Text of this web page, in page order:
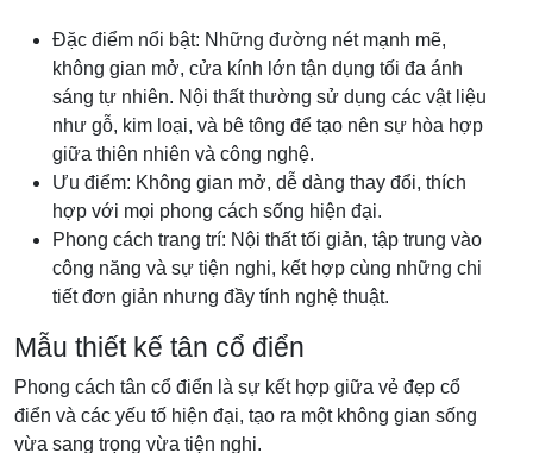
Đặc điểm nổi bật: Những đường nét mạnh mẽ,
không gian mở, cửa kính lớn tận dụng tối đa ánh
sáng tự nhiên. Nội thất thường sử dụng các vật liệu
như gỗ, kim loại, và bê tông để tạo nên sự hòa hợp
giữa thiên nhiên và công nghệ.
Ưu điểm: Không gian mở, dễ dàng thay đổi, thích
hợp với mọi phong cách sống hiện đại.
Phong cách trang trí: Nội thất tối giản, tập trung vào
công năng và sự tiện nghi, kết hợp cùng những chi
tiết đơn giản nhưng đầy tính nghệ thuật.
Mẫu thiết kế tân cổ điển
Phong cách tân cổ điển là sự kết hợp giữa vẻ đẹp cổ
điển và các yếu tố hiện đại, tạo ra một không gian sống
vừa sang trọng vừa tiện nghi.